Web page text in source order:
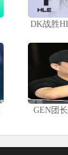
DK战胜
GEN团